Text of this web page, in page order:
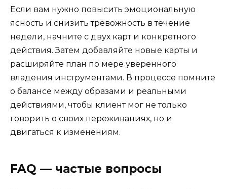
Если вам нужно повысить эмоциональную
ясность и снизить тревожность в течение
недели, начните с двух карт и конкретного
действия. Затем добавляйте новые карты и
расширяйте план по мере уверенного
владения инструментами. В процессе помните
о балансе между образами и реальными
действиями, чтобы клиент мог не только
говорить о своих переживаниях, но и
двигаться к изменениям.
FAQ — частые вопросы